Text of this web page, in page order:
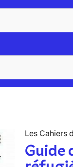
Les Cahiers
Guide